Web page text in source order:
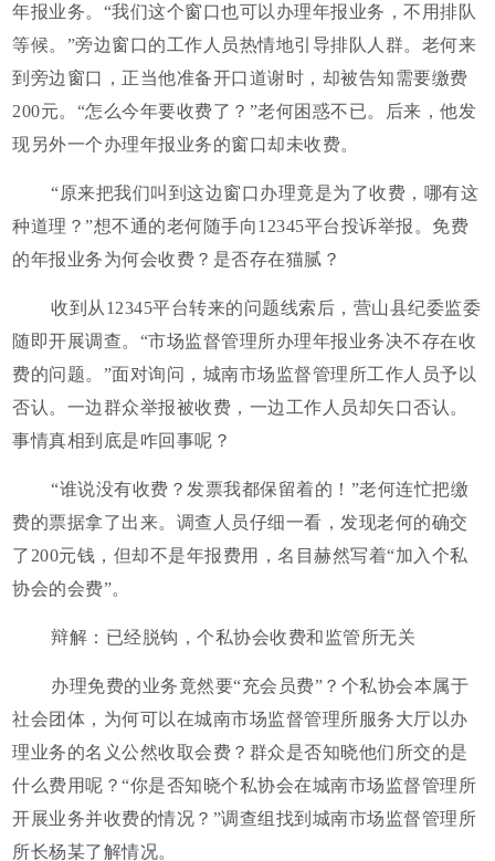
年报业务。“我们这个窗口也可以办理年报业务，不用排队
等候。”旁边窗口的工作人员热情地引导排队人群。老何来
到旁边窗口，正当他准备开口道谢时，却被告知需要缴费
200元。“怎么今年要收费了？”老何困惑不已。后来，他发
现另外一个办理年报业务的窗口却未收费。
“原来把我们叫到这边窗口办理竟是为了收费，哪有这
种道理？”想不通的老何随手向12345平台投诉举报。免费
的年报业务为何会收费？是否存在猫腻？
收到从12345平台转来的问题线索后，营山县纪委监委
随即开展调查。“市场监督管理所办理年报业务决不存在收
费的问题。”面对询问，城南市场监督管理所工作人员予以
否认。一边群众举报被收费，一边工作人员却矢口否认。
事情真相到底是咋回事呢？
“谁说没有收费？发票我都保留着的！”老何连忙把缴
费的票据拿了出来。调查人员仔细一看，发现老何的确交
了200元钱，但却不是年报费用，名目赫然写着“加入个私
协会的会费”。
辩解：已经脱钩，个私协会收费和监管所无关
办理免费的业务竟然要“充会员费”？个私协会本属于
社会团体，为何可以在城南市场监督管理所服务大厅以办
理业务的名义公然收取会费？群众是否知晓他们所交的是
什么费用呢？“你是否知晓个私协会在城南市场监督管理所
开展业务并收费的情况？”调查组找到城南市场监督管理所
所长杨某了解情况。